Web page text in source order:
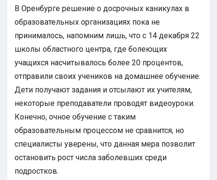
В Оренбурге решение о досрочных каникулах в
образовательных организациях пока не
принималось, напомним лишь, что с 14 декабря 22
школы областного центра, где болеющих
учащихся насчитывалось более 20 процентов,
отправили своих учеников на домашнее обучение.
Дети получают задания и отсылают их учителям,
некоторые преподаватели проводят видеоуроки.
Конечно, очное обучение с таким
образовательным процессом не сравнится, но
специалисты уверены, что данная мера позволит
остановить рост числа заболевших среди
подростков.